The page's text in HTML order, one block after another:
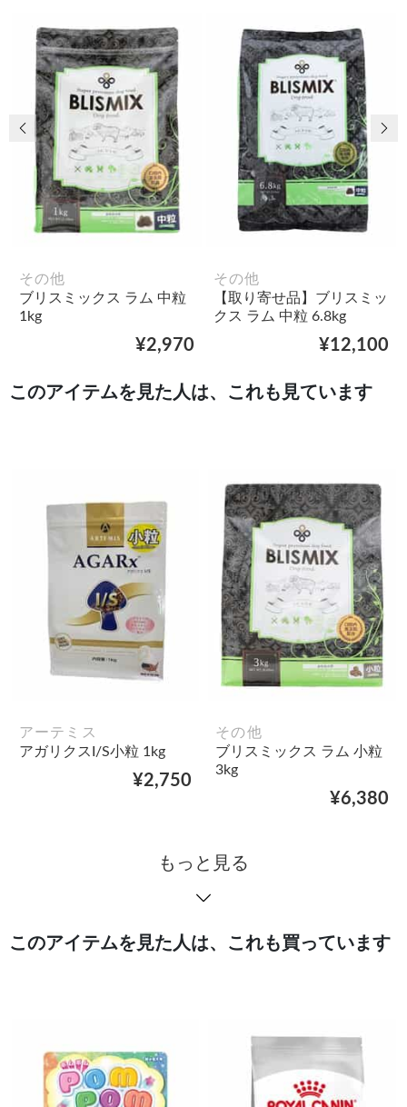
その他
ブリスミックス ラム 中粒
1kg
¥2,970
その他
【取り寄せ品】ブリスミッ
クス ラム 中粒 6.8kg
¥12,100
前の画像 次
このアイテムを見た人は、これも見ています
アーテミス
アガリクスI/S小粒 1kg
¥2,750
その他
ブリスミックス ラム 小粒
3kg
¥6,380
もっと見る
このアイテムを見た人は、これも買っています